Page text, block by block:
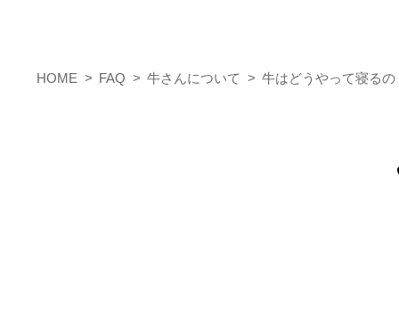
HOME FAQ 牛さんについて 牛はどうやって寝るの